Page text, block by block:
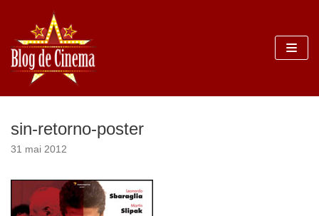
Sari
la
conținut
sin-retorno-poster
31 mai 2012